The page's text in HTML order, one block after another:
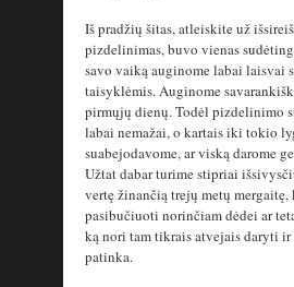
Iš pradžių šitas, atleiskite už
pizdelinimas, buvo vienas
savo vaiką auginome labai laisvai
taisyklėmis. Auginome
pirmųjų dienų. Todėl pizdelinimo
labai nemažai, o kartais iki tokio
suabejodavome, ar viską darome
Užtat dabar turime stipriai
vertę žinančią trejų metų
pasibučiuoti norinčiam dėdei ar
ką nori tam tikrais atvejais daryti ir
patinka.